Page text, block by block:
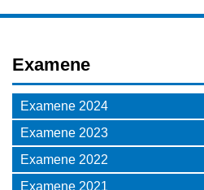
Examene
Examene 2024
Examene 2023
Examene 2022
Examene 2021